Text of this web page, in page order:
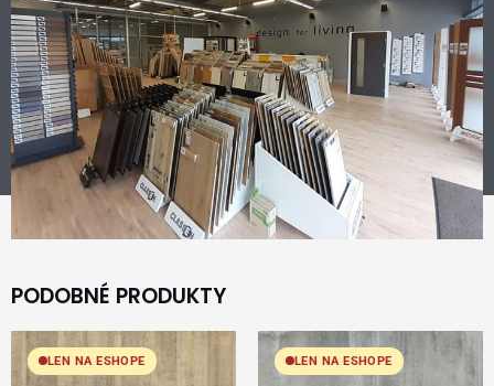
PODOBNÉ PRODUKTY
LEN NA ESHOPE LEN NA ESHOPE